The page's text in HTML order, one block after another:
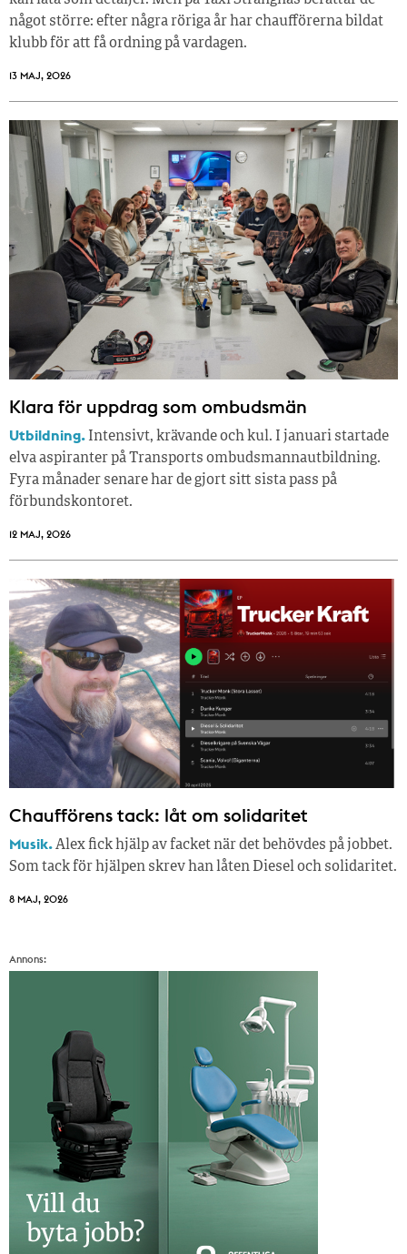
något större: efter några röriga år har chaufförerna bildat
klubb för att få ordning på vardagen.
13 MAJ, 2026
Klara för uppdrag som ombudsmän
Utbildning. Intensivt, krävande och kul. I januari startade
elva aspiranter på Transports ombudsmannautbildning.
Fyra månader senare har de gjort sitt sista pass på
förbundskontoret.
12 MAJ, 2026
Chaufförens tack: låt om solidaritet
Musik.Alex fick hjälp av facket när det behövdes på jobbet.
Som tack för hjälpen skrev han låten Diesel och solidaritet.
8 MAJ, 2026
Annons: